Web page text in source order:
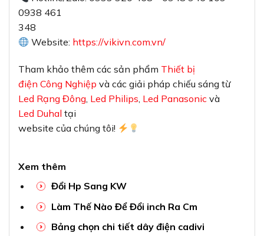
0938 461
348
Website: https://vikivn.com.vn/
Tham khảo thêm các sản phẩm Thiết bị
điện Công Nghiệp và các giải pháp chiếu sáng từ
Led Rạng Đông Led Philips Led Panasonic và
Led Duhal tại
website của chúng tôi!
Xem thêm
Đổi Hp Sang KW
Làm Thế Nào Để Đổi inch Ra Cm
Bảng chọn chi tiết dây điện cadivi